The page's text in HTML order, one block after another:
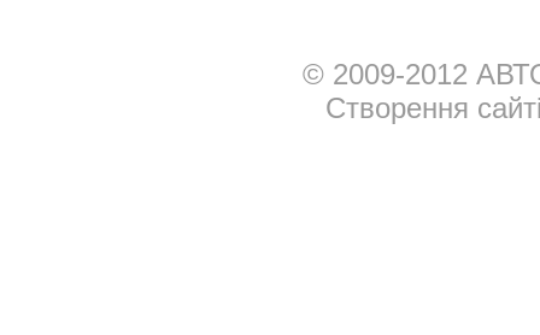
© 2009-2012
Створення